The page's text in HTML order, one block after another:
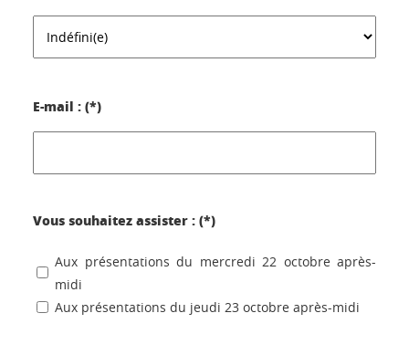
E-mail : (*)
Vous souhaitez assister : (*)
Aux présentations du mercredi 22 octobre après-
midi
Aux présentations du jeudi 23 octobre après-midi